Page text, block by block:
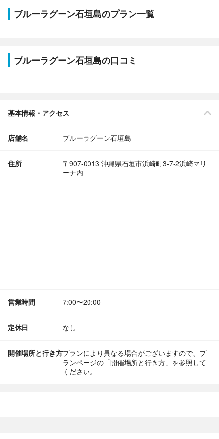
ブルーラグーン石垣島のプラン一覧
ブルーラグーン石垣島の口コミ
基本情報・アクセス
店舗名 ブルーラグーン石垣島
住所
〒907-0013 沖縄県石垣市浜崎町3-7-2浜崎マリ
ーナ内
営業時間 7:00〜20:00
定休日 なし
開催場所と行き方プランにより異なる場合がございますので、プ
ランページの「開催場所と行き方」を参照して
ください。